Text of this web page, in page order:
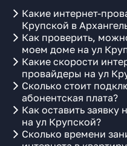
Какие интернет-
Крупской в
Как проверить,
моем доме на ул
Какие скорости
провайдеры на ул
Сколько стоит
абонентская плата?
Как оставить заявку
на ул Крупской?
Сколько времени